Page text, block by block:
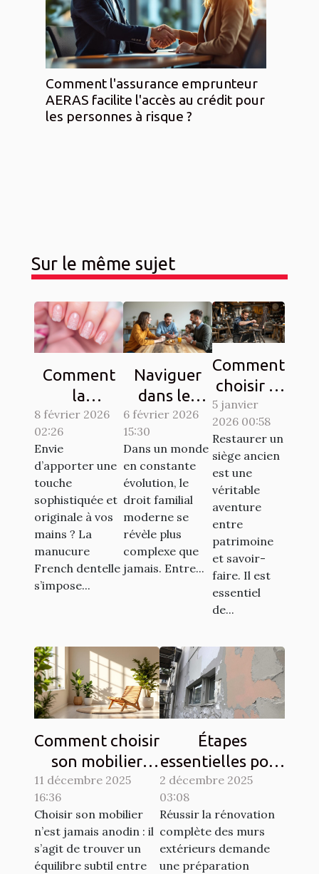
Comment l'assurance emprunteur
AERAS facilite l'accès au crédit pour
les personnes à risque ?
Sur le même sujet
Comment
la
manucure
French
dentelle
transforme-
t-elle votre
style ?
8 février 2026
02:26
Envie
d’apporter une
touche
sophistiquée et
originale à vos
mains ? La
manucure
French dentelle
s’impose...
Naviguer
dans les
complexités
du droit
familial
moderne
6 février 2026
15:30
Dans un monde
en constante
évolution, le
droit familial
moderne se
révèle plus
complexe que
jamais. Entre...
Comment
choisir le
bon
artisan
pour
restaurer
vos
sièges
anciens ?
5 janvier
2026 00:58
Restaurer un
siège ancien
est une
véritable
aventure
entre
patrimoine
et savoir-
faire. Il est
essentiel
de...
Comment choisir
son mobilier
pour allier
esthétique et
durabilité?
11 décembre 2025
16:36
Choisir son mobilier
n’est jamais anodin : il
s’agit de trouver un
équilibre subtil entre
Étapes
essentielles pour
la rénovation
complète des
murs extérieurs
2 décembre 2025
03:08
Réussir la rénovation
complète des murs
extérieurs demande
une préparation